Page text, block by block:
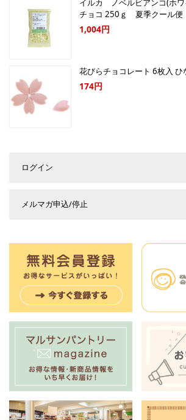
チョコ 250ｇ 夏季クール
1,004円
花びらチョコレート 6枚入 ひ
174円
ログイン
メルマガ申込/停止